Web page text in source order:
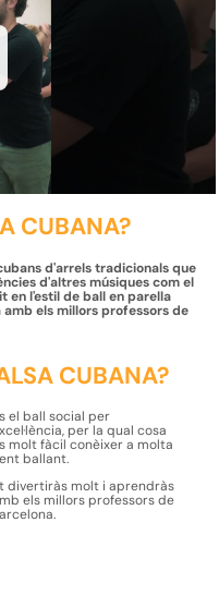
CUBANA?
d'arrels tradicionals que
d'altres músiques com el
en l'estil de ball en parella
els millors professors de
CUBANA?
el ball social per
per la qual cosa
molt fàcil conèixera molta
ballant.
divertiràsmolt i aprendràs
elsmillors professorsde